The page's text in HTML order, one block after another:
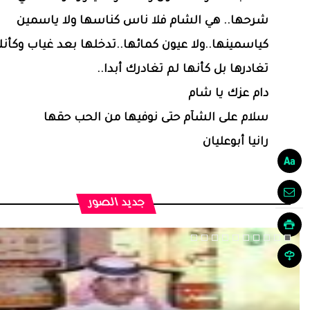
شرحها.. هي الشام فلا ناس كناسها ولا ياسمين
كياسمينها..ولا عيون كمائها..تدخلها بعد غياب
تغادرها بل كأنها لم تغادرك أبدا..
دام عزك يا شام
سلام على الشآم حتى نوفيها من الحب حقها
رانيا أبوعليان
جديد الصور